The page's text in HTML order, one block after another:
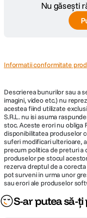
Capacitate
7.0
Temporizator 2, 5
DETALII PRODUCATOR
Cod producator
ECRAN / VIEWFINDER:
Display LCD 3``
Nu găsești
Informatii conformitate
Descrierea bunurilor sau a
imagini, video etc.) nu
acestea fiind utilizate
S.R.L. nu isi asuma
stoc. Aceste erori nu obliga
disponibilitatea produselor
suferi modificari ulterioare,
precum politica de preturi
produselor pe stocul
rezerva dreptul de a
pot surveni in urma unor
sau erori ale produselor
S-ar putea să-ți